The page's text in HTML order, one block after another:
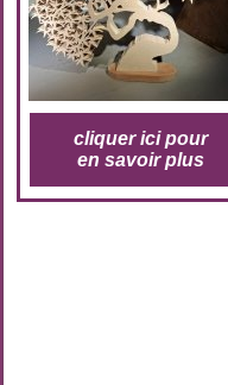
cliquer ici pour
en savoir plus